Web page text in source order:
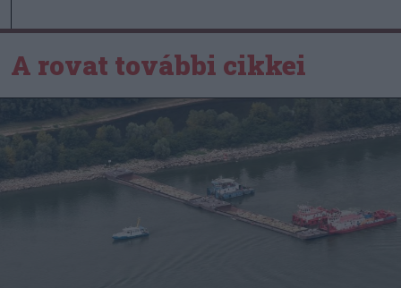
A rovat további cikkei